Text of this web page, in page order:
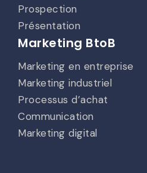
Prospection
Présentation
Marketing BtoB
Marketing en entreprise
Marketing industriel
Processus d’achat
Communication
Marketing digital